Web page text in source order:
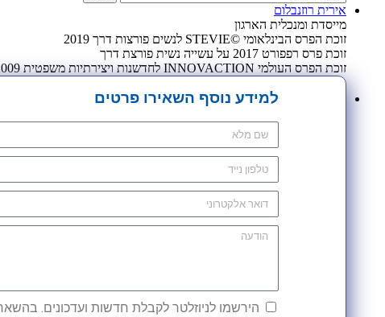
אירית רוזנבלום
מייסדת ומנכלית הארגון
זוכת הפרס הבינלאומי ©STEVIE לנשים פורצות דרך 2019
זוכת פרס רפפורט 2017 על עשייה נשית פורצת דרך
זוכת הפרס העולמי INNOVACTION לחדשנות ויצירתיות משפטית 2009
למידע נוסף השאירו פרטים
הירשמו לניוזלטר לקבלת חדשות ועדכונים.